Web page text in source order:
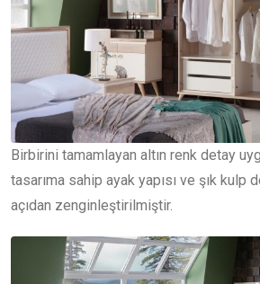
Birbirini tamamlayan altın renk detay
tasarıma sahip ayak yapısı ve şık kulp
açıdan zenginleştirilmiştir.